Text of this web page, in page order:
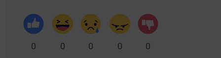
0 0 0 0 0